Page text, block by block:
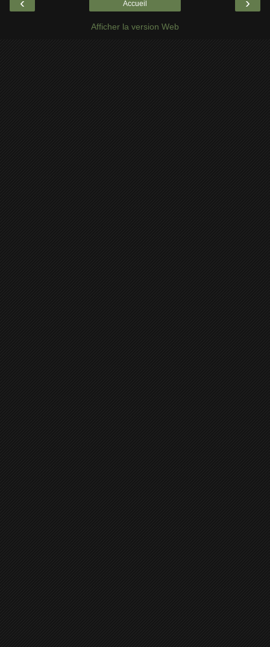
Accueil
Afficher la version Web